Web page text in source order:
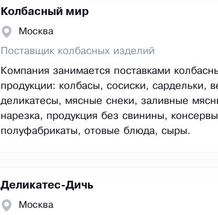
Колбасный мир
Москва
Поставщик колбасных изделий
Компания занимается поставками
продукции: колбасы, сосиски, сардельки,
деликатесы, мясные снеки, заливные
нарезка, продукция без свинины,
полуфабрикаты, отовые блюда, сыры.
Деликатес-Дичь
Москва